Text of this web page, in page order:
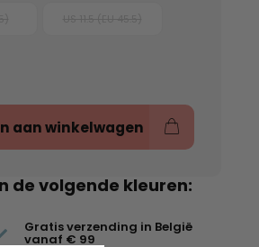
aan winkelwagen
de volgende kleuren:
Gratis verzending in België
vanaf € 99